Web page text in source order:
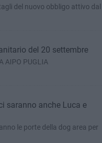
del nuovo obbligo attivo dal
del 20 settembre
AIPO PUGLIA
saranno anche Luca e
le porte della dog area per